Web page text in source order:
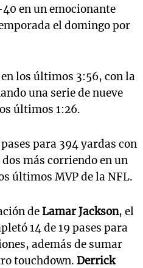
en un emocionante
el domingo por
los últimos 3:56, con la
una serie de nueve
últimos 1:26.
para 394 yardas con
más corriendo en un
últimos MVP de la NFL.
deLamar Jackson, el
14 de 19 pases para
además de sumar
touchdown. Derrick